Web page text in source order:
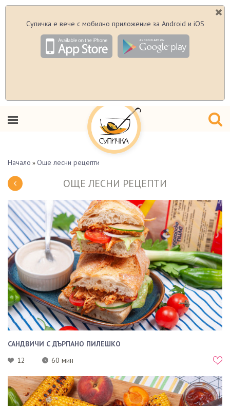
Супичка е вече с мобилно приложение за Android и iOS
Начало » Още лесни рецепти
ОЩЕ ЛЕСНИ РЕЦЕПТИ
САНДВИЧИ С ДЪРПАНО ПИЛЕШКО
12
60 мин